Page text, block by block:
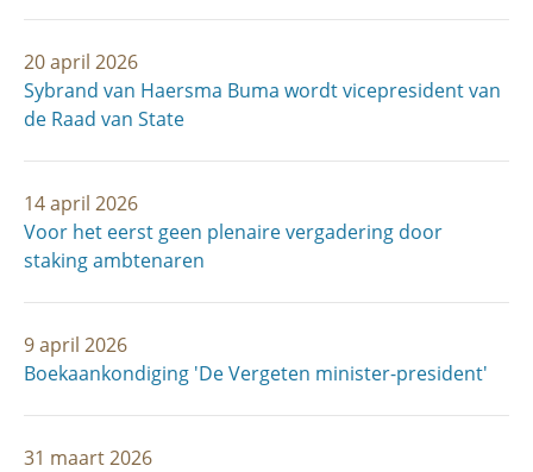
20 april 2026
Sybrand van Haersma Buma wordt vicepresident van
de Raad van State
14 april 2026
Voor het eerst geen plenaire vergadering door
staking ambtenaren
9 april 2026
Boekaankondiging 'De Vergeten minister-president'
31 maart 2026